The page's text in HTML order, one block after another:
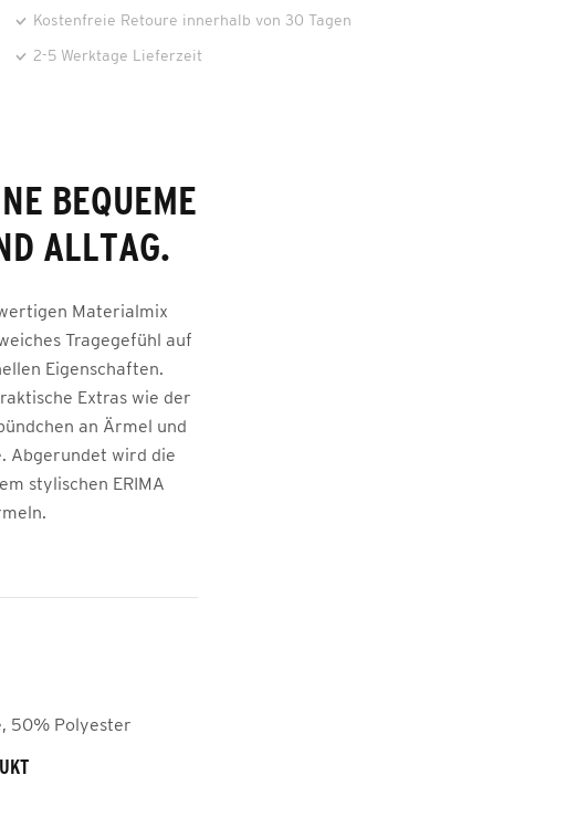
Kostenfreie Retoure innerhalb von 30 Tagen
2-5 Werktage Lieferzeit
BEQUEME
ALLTAG.
Materialmix
Tragegefühl auf
Eigenschaften.
Extras wie der
an Ärmel und
Abgerundet wird die
stylischen ERIMA
50% Polyester